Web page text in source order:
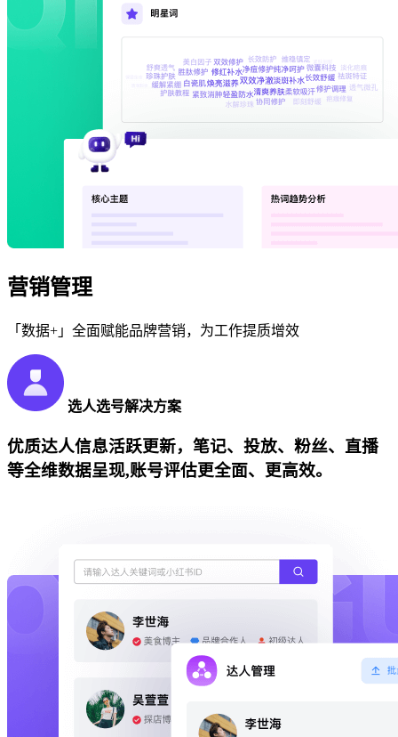
营销管理
「数据+」全面赋能品牌营销，为工作提质增效
选人选号解决方案
优质达人信息活跃更新，笔记、投放、粉丝、直播
等全维数据呈现,账号评估更全面、更高效。